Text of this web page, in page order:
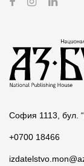
София 1113, бул.
+0700 18466